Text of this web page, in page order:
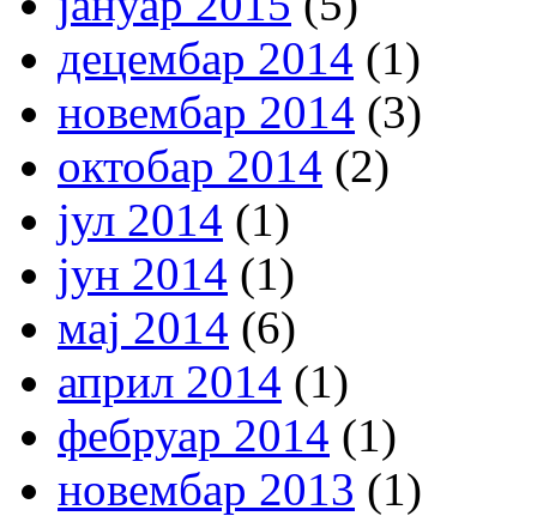
децембар 2014 (1)
новембар 2014 (3)
октобар 2014 (2)
јул 2014 (1)
јун 2014 (1)
мај 2014 (6)
април 2014 (1)
фебруар 2014 (1)
новембар 2013 (1)